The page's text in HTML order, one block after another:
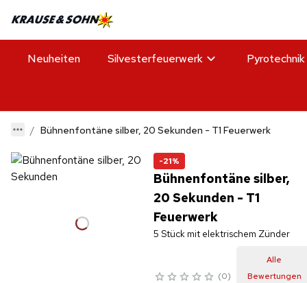
Neuheiten Silvesterfeuerwerk Pyrotechnik
Bühnenfontäne silber, 20 Sekunden - T1 Feuerwerk
-21%
Bühnenfontäne silber,
20 Sekunden - T1
Feuerwerk
5 Stück mit elektrischem Zünder
0
Alle
Bewertungen